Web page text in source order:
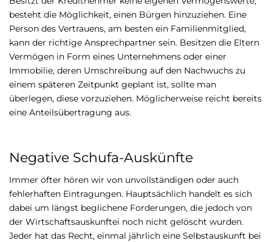
besteht die Möglichkeit, einen Bürgen hinzuziehen. Eine
Person des Vertrauens, am besten ein Familienmitglied,
kann der richtige Ansprechpartner sein. Besitzen die Eltern
Vermögen in Form eines Unternehmens oder einer
Immobilie, deren Umschreibung auf den Nachwuchs zu
einem späteren Zeitpunkt geplant ist, sollte man
überlegen, diese vorzuziehen. Möglicherweise reicht bereits
eine Anteilsübertragung aus.
Negative Schufa-Auskünfte
Immer öfter hören wir von unvollständigen oder auch
fehlerhaften Eintragungen. Hauptsächlich handelt es sich
dabei um längst beglichene Forderungen, die jedoch von
der Wirtschaftsauskunftei noch nicht gelöscht wurden.
Jeder hat das Recht, einmal jährlich eine Selbstauskunft bei